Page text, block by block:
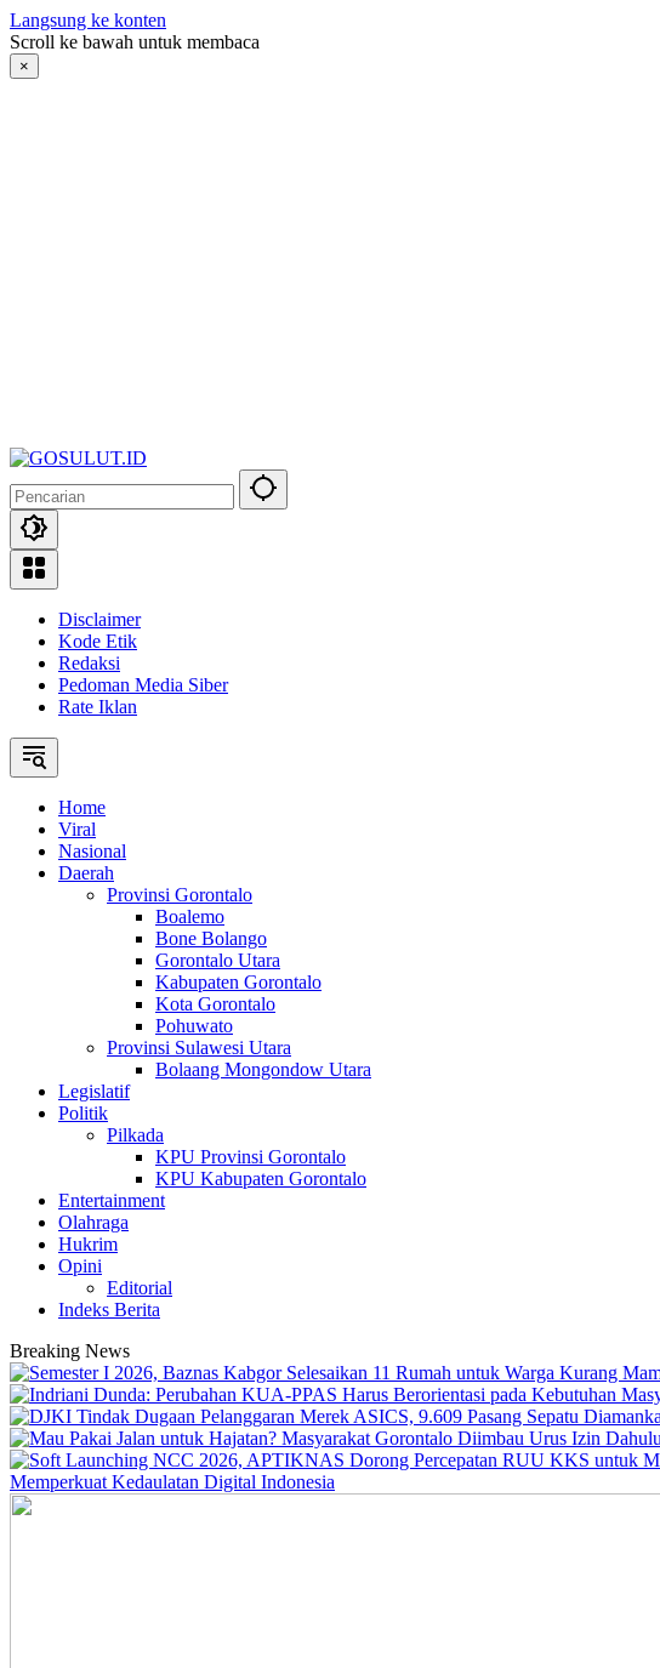
Langsung ke konten
Scroll ke bawah untuk membaca
×
Disclaimer
Kode Etik
Redaksi
Pedoman Media Siber
Rate Iklan
Home
Viral
Nasional
Daerah
Provinsi Gorontalo
Boalemo
Bone Bolango
Gorontalo Utara
Kabupaten Gorontalo
Kota Gorontalo
Pohuwato
Provinsi Sulawesi Utara
Bolaang Mongondow Utara
Legislatif
Politik
Pilkada
KPU Provinsi Gorontalo
KPU Kabupaten Gorontalo
Entertainment
Olahraga
Hukrim
Opini
Editorial
Indeks Berita
Breaking News
Memperkuat Kedaulatan Digital Indonesia